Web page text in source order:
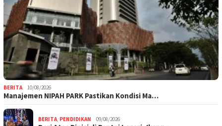
BERITA 10/08/2026
Manajemen NIPAH PARK Pastikan Kondisi Ma…
BERITA, PENDIDIKAN 09/08/2026